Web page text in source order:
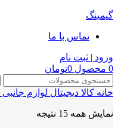
گیمینگ
تماس با ما
ورود | ثبت نام
0 محصول 0تومان
خانه کالا دیجیتال لوازم جانبی
نمایش همه 15 نتیجه